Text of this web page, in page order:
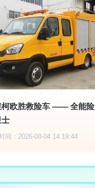
柯欧胜救险车 —— 全能险
士
间：2026-08-04 14:19:44